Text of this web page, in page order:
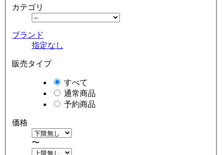
カテゴリ
ブランド
指定なし
販売タイプ
すべて
通常商品
予約商品
価格
〜